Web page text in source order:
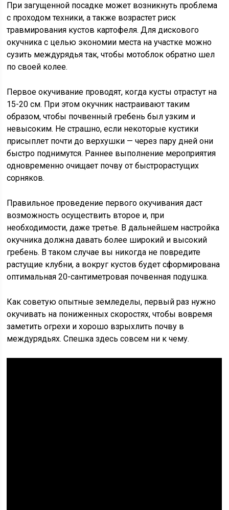
При загущенной посадке может возникнуть проблема
с проходом техники, а также возрастет риск
травмирования кустов картофеля. Для дискового
окучника с целью экономии места на участке можно
сузить междурядья так, чтобы мотоблок обратно шел
по своей колее.
Первое окучивание проводят, когда кусты отрастут на
15-20 см. При этом окучник настраивают таким
образом, чтобы почвенный гребень был узким и
невысоким. Не страшно, если некоторые кустики
присыплет почти до верхушки — через пару дней они
быстро поднимутся. Раннее выполнение мероприятия
одновременно очищает почву от быстрорастущих
сорняков.
Правильное проведение первого окучивания даст
возможность осуществить второе и, при
необходимости, даже третье. В дальнейшем настройка
окучника должна давать более широкий и высокий
гребень. В таком случае вы никогда не повредите
растущие клубни, а вокруг кустов будет сформирована
оптимальная 20-сантиметровая почвенная подушка.
Как советую опытные земледелы, первый раз нужно
окучивать на пониженных скоростях, чтобы вовремя
заметить огрехи и хорошо взрыхлить почву в
междурядьях. Спешка здесь совсем ни к чему.